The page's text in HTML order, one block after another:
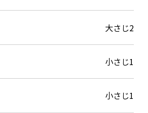
大さじ2
小さじ1
小さじ1